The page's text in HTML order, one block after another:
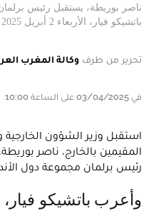
ناصر بوريطة، يستقبل رئيس
باتشيكو فيار، الأربعاء 2 أبريل 2025 بالرباط
تحرير من طرف وكالة المغرب
في 03/04/2025 على الساعة 10:00
استقبل وزير الشؤون الخارجية
رئيس برلمان مجموعة دول
وأعرب باتشيكو فيار، في تصريح للصحافة